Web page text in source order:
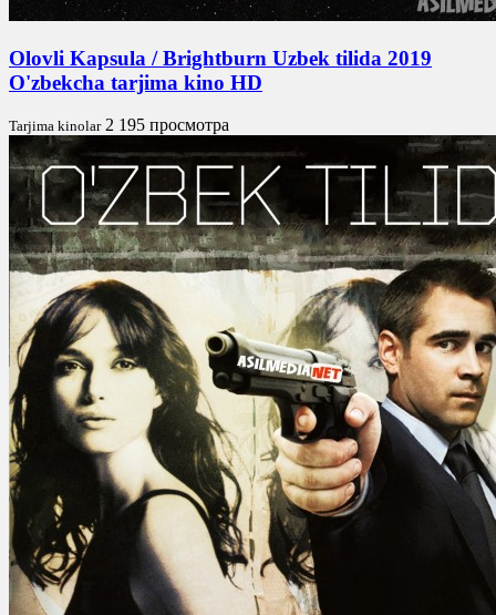
Olovli Kapsula / Brightburn Uzbek tilida 2019
O'zbekcha tarjima kino HD
Tarjima kinolar 2 195 просмотра